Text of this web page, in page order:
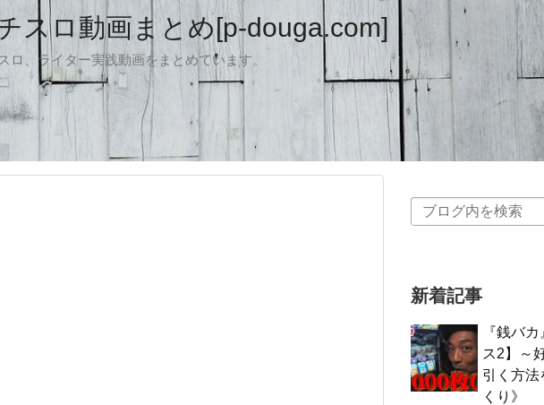
スロ動画まとめ[p-douga.com]
、ライター実践動画をまとめています。
新着記事
『銭バ
ス2】～
引く方法
くり》